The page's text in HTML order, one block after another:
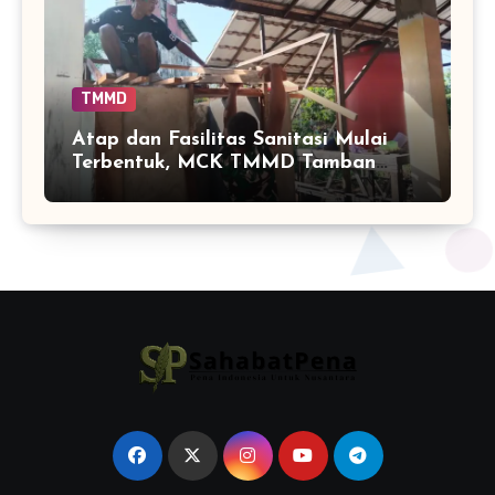
TMMD
Atap dan Fasilitas Sanitasi Mulai
Terbentuk, MCK TMMD Tamban
Bangun Masuki Tahap Penentu